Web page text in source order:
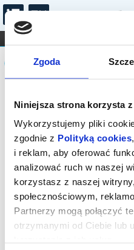
Zgoda
Niniejsza strona korzysta
Wykorzystujemy pliki
zgodnie z Polityką cookies
i reklam, aby oferować
analizować ruch w naszej
korzystasz z naszej
społecznościowym,
Partnerzy mogą połączyć
otrzymanymi od Ciebie lub
FILHARMONIA OPERA I
DLA DZIECI
Komunikat
Sprzedaż biletów
została zakończona.